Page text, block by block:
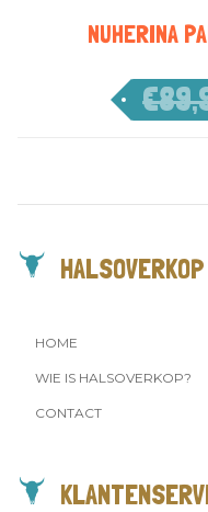
NUHERINA
€
HALSOVERKOP
HOME
WIE IS HALSOVERKOP?
CONTACT